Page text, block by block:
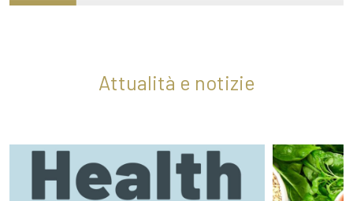
Attualità e notizie